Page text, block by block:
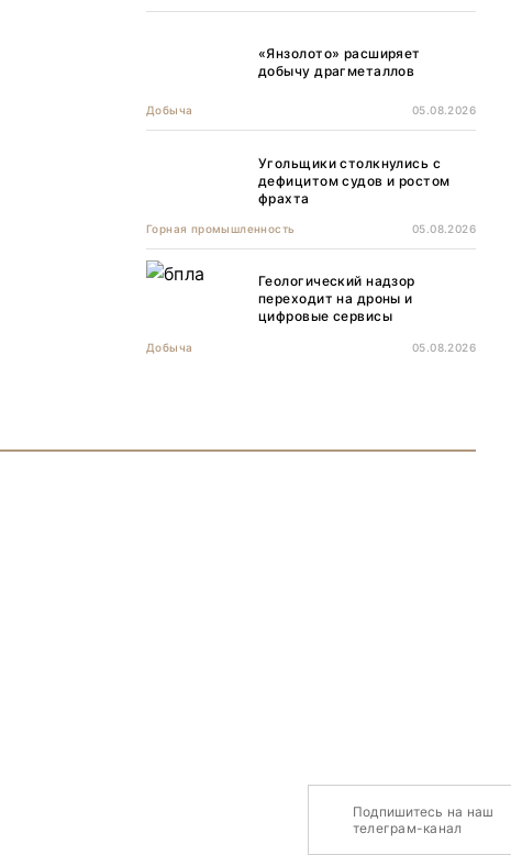
«Янзолото» расширяет
добычу драгметаллов
Добыча 05.08.2026
Угольщики столкнулись с
дефицитом судов и ростом
фрахта
Горная промышленность 05.08.2026
Геологический надзор
переходит на дроны и
цифровые сервисы
Добыча 05.08.2026
Подпишитесь на наш
телеграм-канал